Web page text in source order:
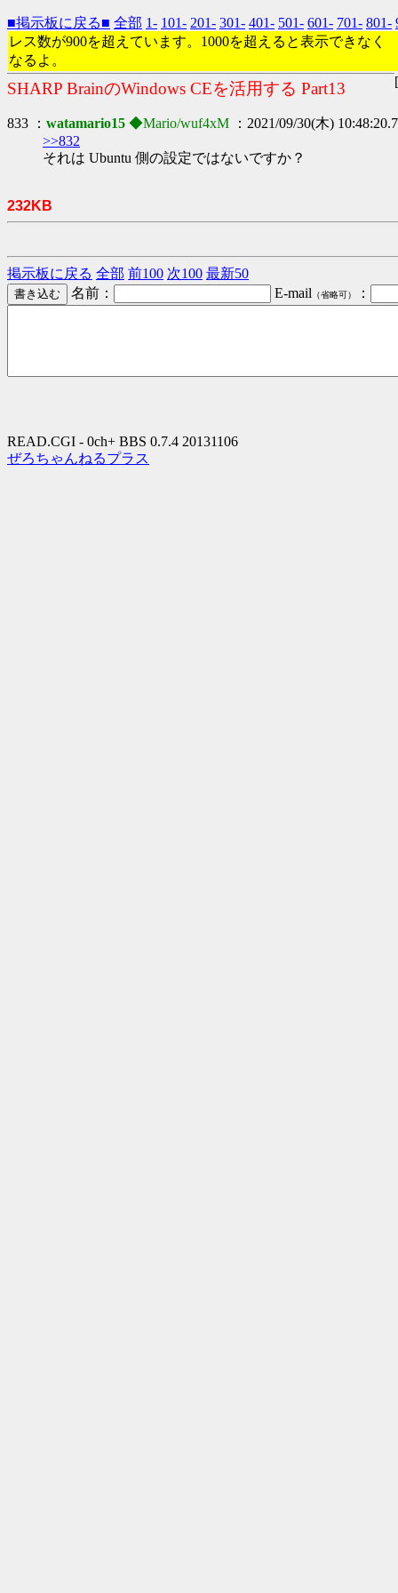
■掲示板に戻る■ 全部 1- 101- 201- 301- 401- 501- 601- 701- 801-
レス数が900を超えています。1000を超えると表示できなく
なるよ。
SHARP BrainのWindows CEを活用する Part13
833 ： watamario15 ◆Mario/wuf4xM
：2021/09/30(木)
>>832
それは Ubuntu 側の設定ではないですか？
232KB
掲示板に戻る 全部 前100 次100 最新50
名前：
E-mail （省略可） ：
READ.CGI - 0ch+ BBS 0.7.4 20131106
ぜろちゃんねるプラス